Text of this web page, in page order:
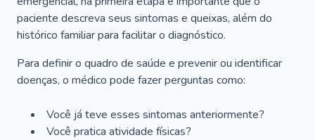
paciente descreva seus sintomas e queixas, além do
histórico familiar para facilitar o diagnóstico.
Para definir o quadro de saúde e prevenir ou identificar
doenças, o médico pode fazer perguntas como:
Você já teve esses sintomas anteriormente?
Você pratica atividade físicas?